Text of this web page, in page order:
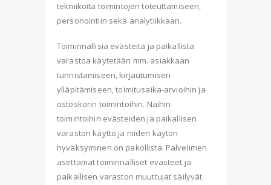
tekniikoita toimintojen toteuttamiseen,
personointiin sekä analytiikkaan.
Toiminnallisia evästeitä ja paikallista
varastoa käytetään mm. asiakkaan
tunnistamiseen, kirjautumisen
ylläpitämiseen, toimitusaika-arvioihin ja
ostoskorin toimintoihin. Näihin
toimintoihin evästeiden ja paikallisen
varaston käyttö ja niiden käytön
hyväksyminen on pakollista. Palvelimen
asettamat toiminnalliset evästeet ja
paikallisen varaston muuttujat säilyvät